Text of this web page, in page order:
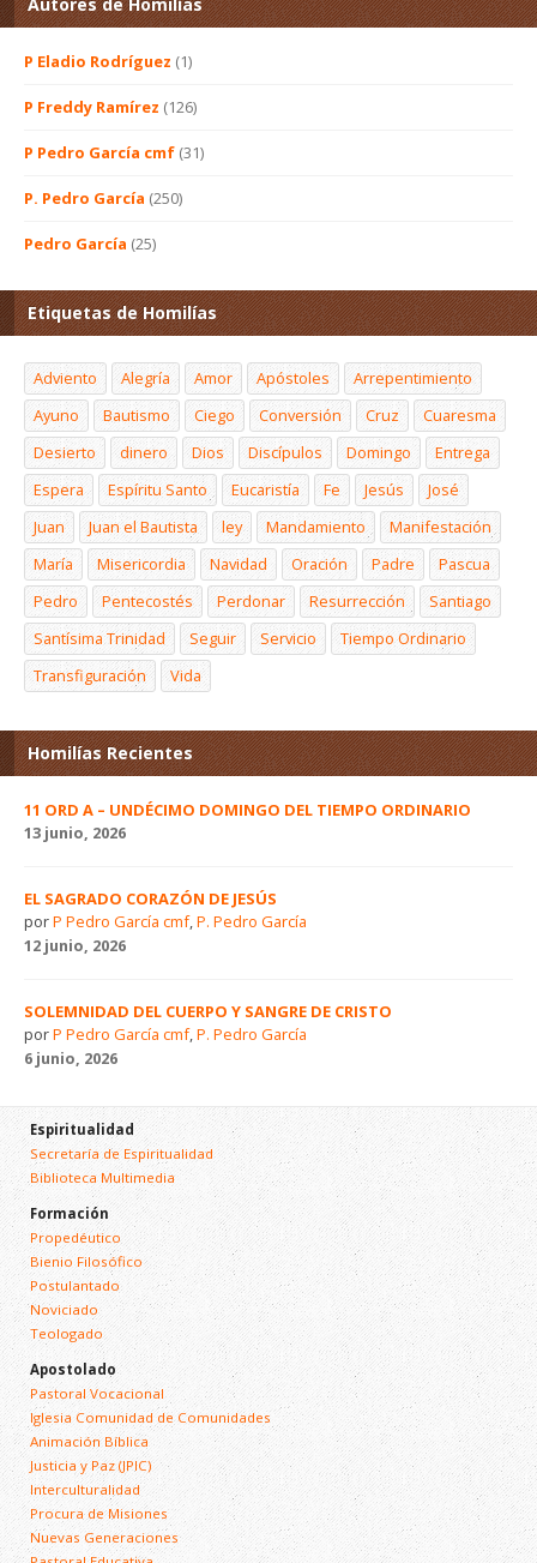
P Eladio Rodríguez (1)
P Freddy Ramírez (126)
P Pedro García cmf (31)
P. Pedro García (250)
Pedro García (25)
Etiquetas de Homilías
Adviento Alegría Amor Apóstoles
Arrepentimiento
Ayuno
Bautismo Ciego Conversión Cruz
Cuaresma
Desierto
dinero Dios Discípulos Domingo
Entrega
Espera
Espíritu Santo Eucaristía Fe Jesús
José
Juan
Juan el Bautista ley Mandamiento
Manifestación
María
Misericordia Navidad Oración Padre
Pascua
Pedro
Pentecostés Perdonar Resurrección
Santiago
Santísima Trinidad
Seguir Servicio
Tiempo Ordinario
Transfiguración
Vida
Homilías Recientes
11 ORD A – UNDÉCIMO DOMINGO DEL TIEMPO ORDINARIO
13 junio, 2026
EL SAGRADO CORAZÓN DE JESÚS
porP Pedro García cmf,P. Pedro García
12 junio, 2026
SOLEMNIDAD DEL CUERPO Y SANGRE DE CRISTO
porP Pedro García cmf,P. Pedro García
6 junio, 2026
Espiritualidad
Secretaría de Espiritualidad
Biblioteca Multimedia
Formación
Propedéutico
Bienio Filosófico
Postulantado
Noviciado
Teologado
Apostolado
Pastoral Vocacional
Iglesia Comunidad de Comunidades
Animación Bíblica
Justicia y Paz (JPIC)
Interculturalidad
Procura de Misiones
Nuevas Generaciones